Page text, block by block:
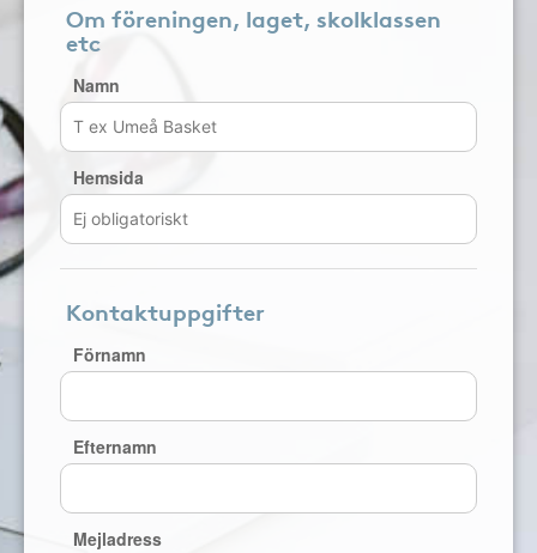
Om föreningen, laget, skolklassen
etc
Namn
Hemsida
Kontaktuppgifter
Förnamn
Efternamn
Mejladress